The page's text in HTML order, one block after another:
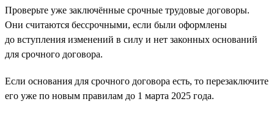
Проверьте уже заключённые срочные трудовые договоры.
Они считаются бессрочными, если были оформлены
до вступления изменений в силу и нет законных оснований
для срочного договора.
Если основания для срочного договора есть, то перезаключите
его уже по новым правилам до 1 марта 2025 года.